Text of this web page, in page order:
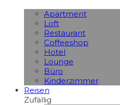
Apart­ment
Loft
Restaurant
Coffeeshop
Hotel
Lounge
Büro
Kinderzimmer
Reisen
Zufällig